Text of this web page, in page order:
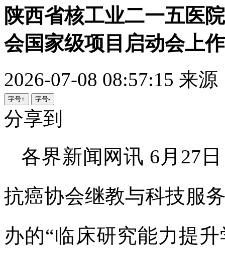
陕西省核工业二一五医
会国家级项目启动会上
2026-07-08 08:57:15 来源
字号+ 字号-
分享到
各界新闻网讯 6月27
抗癌协会继教与科技服
办的“临床研究能力提